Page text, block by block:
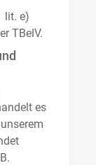
lit. e)
TBelV.
es